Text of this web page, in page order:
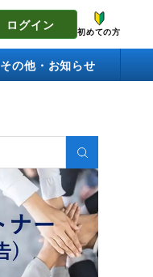
ログイン 初めての方
その他・お知らせ